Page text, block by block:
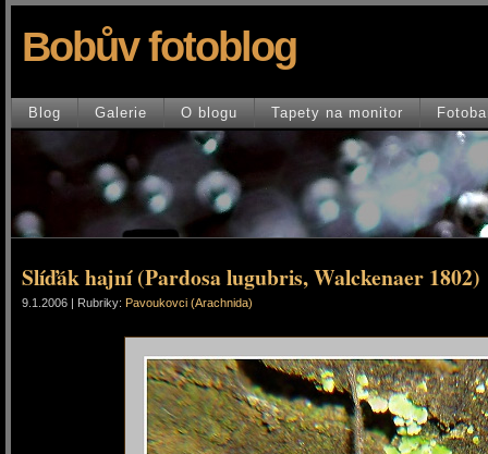
Bobův fotoblog
Blog Galerie O blogu Tapety na monitor
Slíďák hajní (Pardosa lugubris, Walckenaer 1802)
9.1.2006 | Rubriky: Pavoukovci (Arachnida)